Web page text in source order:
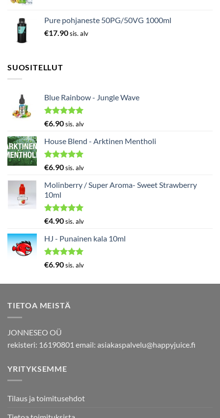
Pure pohjaneste 50PG/50VG 1000ml
€17.90sis. alv
SUOSITELLUT
Blue Rainbow - Jungle Wave
Arvostelu
5.00
/ 5
€6.90sis. alv
House Blend - Arktinen Mentholi
Arvostelu
5.00/ 5
€6.90sis. alv
Molinberry / Super Aroma- Sweet Strawberry
10ml
Arvostelu
5.00
/ 5
€4.90sis. alv
HJ - Punainen kala 10ml
Arvostelu
€6.90sis. alv
TIETOA MEISTÄ
JONNESEO OÜ
rekisteri: 16190801 email: asiakaspalvelu@happyjuice.fi
YRITYKSEMME
Tilaus ja toimitusehdot